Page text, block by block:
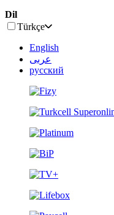
Dil
Türkçe
English
عربى
русский